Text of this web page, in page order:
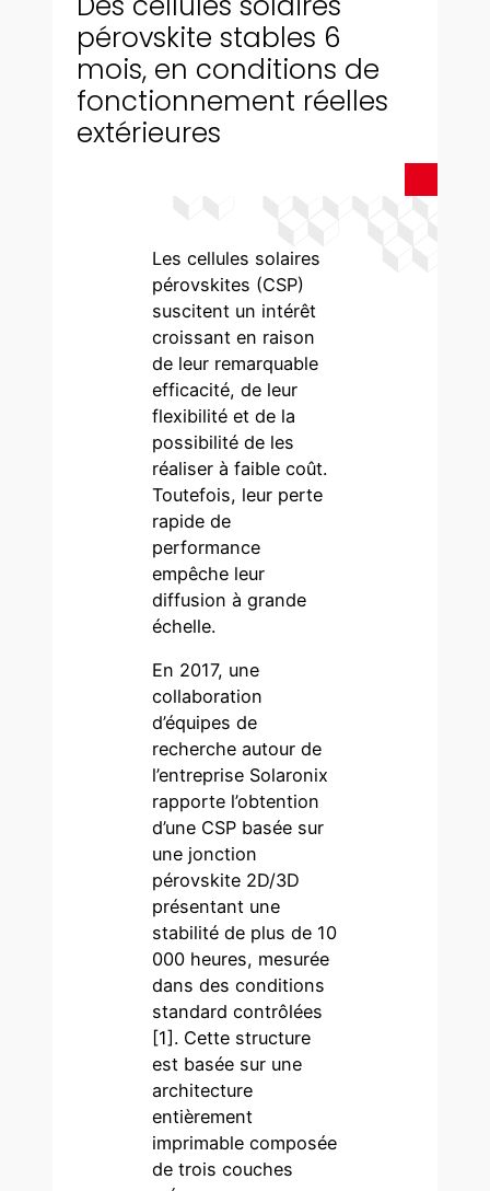
pérovskite stables 6
mois, en conditions de
fonctionnement réelles
extérieures
Les cellules solaires
pérovskites (CSP)
suscitent un intérêt
croissant en raison
de leur remarquable
efficacité, de leur
flexibilité et de la
possibilité de les
réaliser à faible coût.
Toutefois, leur perte
rapide de
performance
empêche leur
diffusion à grande
échelle.
En 2017, une
collaboration
d’équipes de
recherche autour de
l’entreprise Solaronix
rapporte l’obtention
d’une CSP basée sur
une jonction
pérovskite 2D/3D
présentant une
stabilité de plus de 10
000 heures, mesurée
dans des conditions
standard contrôlées
[1]. Cette structure
est basée sur une
architecture
entièrement
imprimable composée
de trois couches